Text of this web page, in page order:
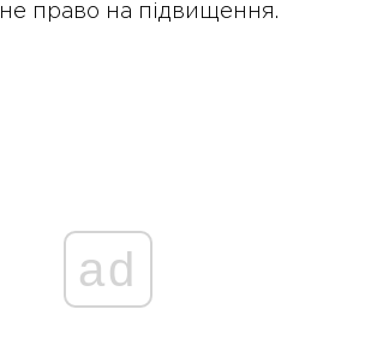
право на підвищення.
ad